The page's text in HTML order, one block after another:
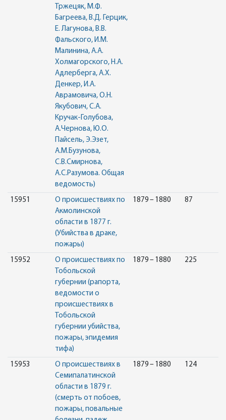
Тржецяк, М.Ф.
Багреева, В.Д. Герцик,
Е. Лагунова, В.В.
Фальского, И.М.
Малинина, А.А.
Холмагорского, Н.А.
Адлерберга, А.Х.
Денкер, И.А.
Аврамовича, О.Н.
Якубович, С.А.
Кручак-Голубова,
А.Чернова, Ю.О.
Пайсель, Э.Эзет,
А.М.Бузунова,
С.В.Смирнова,
А.С.Разумова. Общая
ведомость)
15951
О происшествиях по
Акмолинской
области в 1877 г.
(Убийства в драке,
пожары)
1879 – 1880 87
15952
О происшествиях по
Тобольской
губернии (рапорта,
ведомости о
происшествиях в
Тобольской
губернии убийства,
пожары, эпидемия
тифа)
1879 – 1880 225
15953
О происшествиях в
Семипалатинской
области в 1879 г.
(смерть от побоев,
пожары, повальные
1879 – 1880 124